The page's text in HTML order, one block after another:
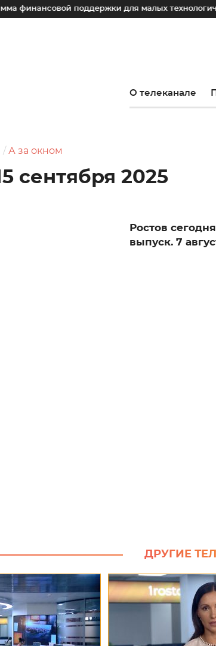
поддержки для малых технологических
О телеканале
А за окном
сентября 2025
Ростов
выпуск. 7
ДРУГИЕ